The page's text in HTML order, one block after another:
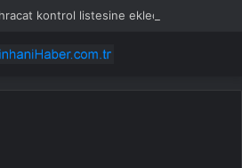
kontrol listesine ekledi